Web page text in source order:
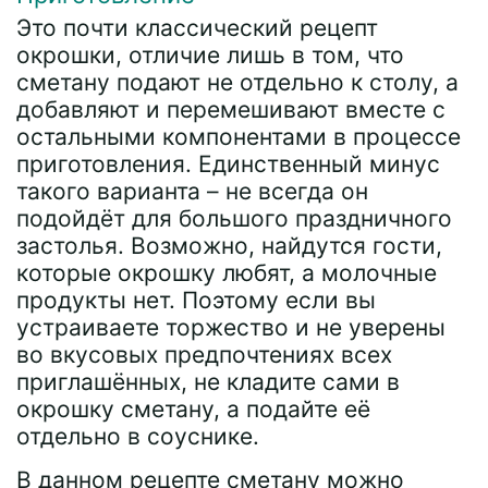
Это почти классический рецепт
окрошки, отличие лишь в том, что
сметану подают не отдельно к столу, а
добавляют и перемешивают вместе с
остальными компонентами в процессе
приготовления. Единственный минус
такого варианта – не всегда он
подойдёт для большого праздничного
застолья. Возможно, найдутся гости,
которые окрошку любят, а молочные
продукты нет. Поэтому если вы
устраиваете торжество и не уверены
во вкусовых предпочтениях всех
приглашённых, не кладите сами в
окрошку сметану, а подайте её
отдельно в соуснике.
В данном рецепте сметану можно